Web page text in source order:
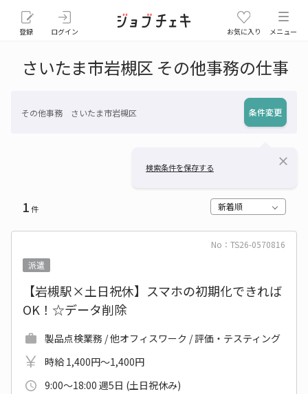
登録 ログイン お気に入り メニュー
さいたま市岩槻区 その他事務の仕事
その他事務 さいたま市岩槻区 条件変更
検索条件を保存する close
1件 新着順
No：TS26-0570816
派遣
【岩槻駅×土日祝休】スマホの初期化できれば
OK！☆データ削除
製品点検業務 / 他オフィスワーク / 評価・テスティング
時給 1,400円～1,400円
9:00～18:00 週5日 (土日祝休み)